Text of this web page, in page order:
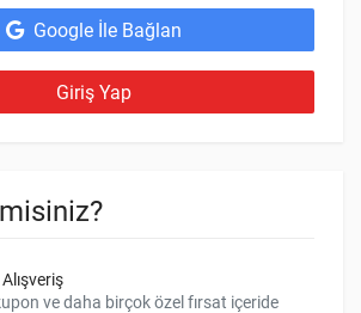
Google İle Bağlan
Giriş Yap
ve daha birçok özel fırsat içeride